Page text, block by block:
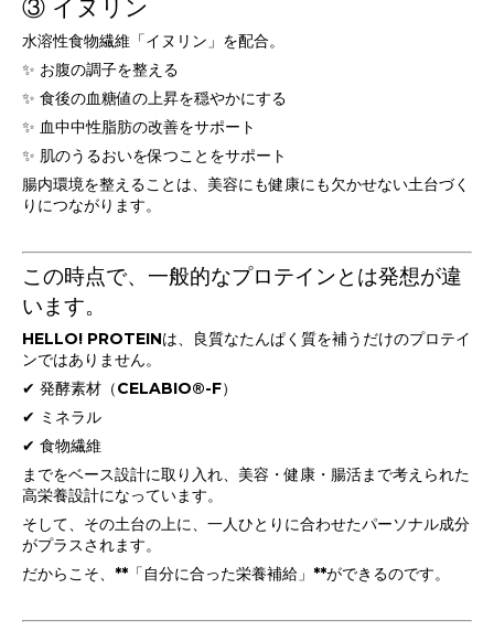
③ イヌリン
水溶性食物繊維「イヌリン」を配合。
✨ お腹の調子を整える
✨ 食後の血糖値の上昇を穏やかにする
✨ 血中中性脂肪の改善をサポート
✨ 肌のうるおいを保つことをサポート
腸内環境を整えることは、美容にも健康にも欠かせない土台づく
りにつながります。
この時点で、一般的なプロテインとは発想が違
います。
HELLO! PROTEINは、良質なたんぱく質を補うだけのプロテイ
ンではありません。
✔ 発酵素材（CELABIO®-F）
✔ ミネラル
✔ 食物繊維
までをベース設計に取り入れ、美容・健康・腸活まで考えられた
高栄養設計になっています。
そして、その土台の上に、一人ひとりに合わせたパーソナル成分
がプラスされます。
だからこそ、**「自分に合った栄養補給」**ができるのです。